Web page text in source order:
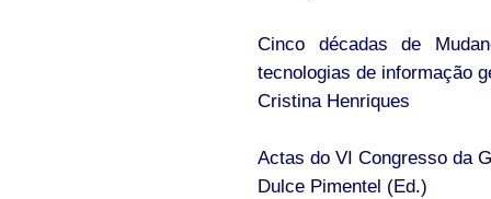
Cinco décadas de
tecnologias de informação
Cristina Henriques
Actas do VI Congresso da
Dulce Pimentel (Ed.)